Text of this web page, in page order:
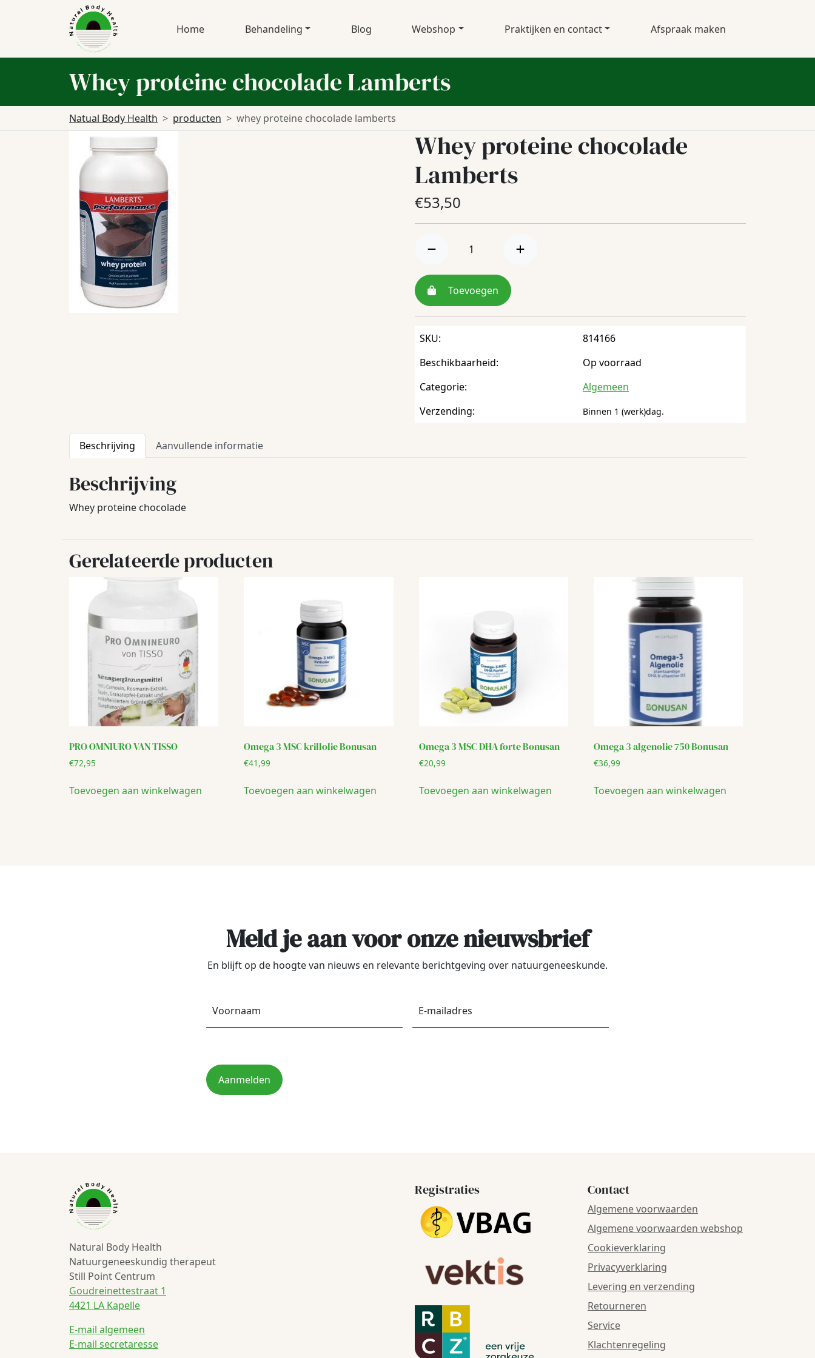
Home Behandeling Blog Webshop Praktijken en contact Afspraak maken
Whey proteine chocolade Lamberts
Natual Body Health producten whey proteine chocolade lamberts
Whey proteine chocolade
Lamberts
€53,50
Toevoegen
SKU:
814166
Beschikbaarheid:
Op voorraad
Categorie:
Algemeen
Verzending:
Binnen 1 (werk)dag.
Beschrijving Aanvullende informatie
Beschrijving
Whey proteine chocolade
Gerelateerde producten
PRO OMNIURO VAN TISSO
€72,95
Toevoegen aan winkelwagen
Omega 3 MSC krillolie Bonusan
€41,99
Toevoegen aan winkelwagen
Omega 3 MSC DHA forte Bonusan
€20,99
Toevoegen aan winkelwagen
Omega 3 algenolie 750 Bonusan
€36,99
Toevoegen aan winkelwagen
Meld je aan voor onze nieuwsbrief
En blijft op de hoogte van nieuws en relevante berichtgeving over natuurgeneeskunde.
Aanmelden
Natural Body Health
Natuurgeneeskundig therapeut
Still Point Centrum
Goudreinettestraat 1
4421 LA Kapelle
E-mail algemeen
E-mail secretaresse
Registraties Contact
Algemene voorwaarden
Algemene voorwaarden webshop
Cookieverklaring
Privacyverklaring
Levering en verzending
Retourneren
Service
Klachtenregeling